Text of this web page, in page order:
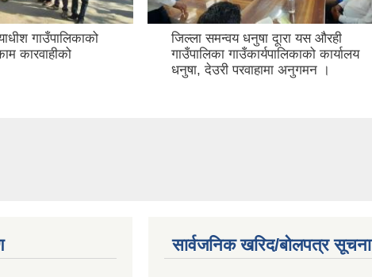
गाउँपालिकाको
कारवाहीको
जिल्ला समन्वय धनुषा दूारा यस औरही
गाउँपालिका गाउँकार्यपालिकाको कार्यालय
धनुषा, देउरी परवाहामा अनुगमन ।
सार्वजनिक खरिद/बोलपत्र सूचना